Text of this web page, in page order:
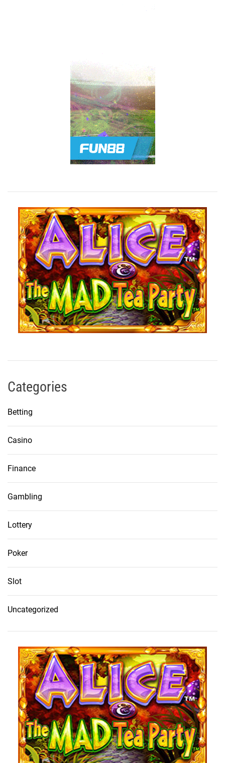
Categories
Betting
Casino
Finance
Gambling
Lottery
Poker
Slot
Uncategorized